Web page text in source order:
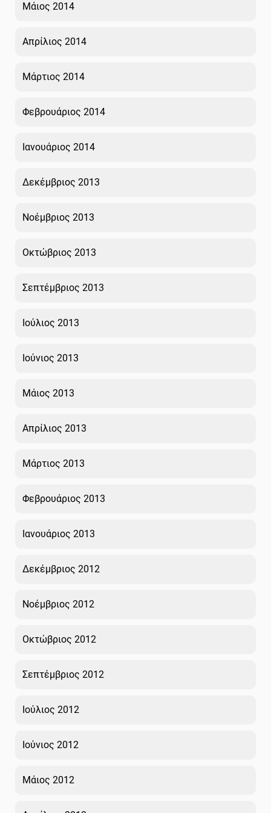
Μάιος 2014
Απρίλιος 2014
Μάρτιος 2014
Φεβρουάριος 2014
Ιανουάριος 2014
Δεκέμβριος 2013
Νοέμβριος 2013
Οκτώβριος 2013
Σεπτέμβριος 2013
Ιούλιος 2013
Ιούνιος 2013
Μάιος 2013
Απρίλιος 2013
Μάρτιος 2013
Φεβρουάριος 2013
Ιανουάριος 2013
Δεκέμβριος 2012
Νοέμβριος 2012
Οκτώβριος 2012
Σεπτέμβριος 2012
Ιούλιος 2012
Ιούνιος 2012
Μάιος 2012